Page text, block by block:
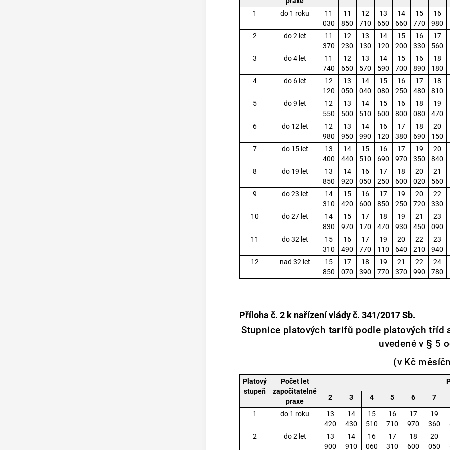
1 do 1 roku
11
030
11
850
12
710
13
650
14
660
15
770
16
980
2
do 2 let
11
370
12
230
13
130
14
120
15
200
16
330
17
560
3
do 4 let
11
740
12
650
13
570
14
590
15
700
16
890
18
180
4
do 6 let
12
120
13
050
14
040
15
080
16
250
17
480
18
810
5
do 9 let
12
550
13
500
14
510
15
600
16
800
18
080
19
470
6
do 12 let
12
980
13
950
14
990
16
120
17
380
18
690
20
150
7
do 15 let
13
400
14
440
15
510
16
690
17
970
19
350
20
840
8
do 19 let
13
850
14
920
16
050
17
250
18
600
20
020
21
560
9
do 23 let
14
310
15
420
16
600
17
850
19
250
20
720
22
330
10
do 27 let
14
830
15
970
17
170
18
470
19
930
21
450
23
090
11
do 32 let
15
310
16
490
17
770
19
110
20
640
22
210
23
940
12
nad 32 let
15
850
17
070
18
390
19
770
21
370
22
990
24
780
Příloha č. 2 k nařízení vlády č. 341/2017 Sb.
Stupnice platových tarifů podle platových tříd
uvedené v § 5
(v Kč
Platový
stupeň
Počet let
započitatelné
praxe
2
3 4 5 6 7
1 do 1 roku
13
420
14
430
15
510
16
710
17
970
19
360
2
do 2 let
13
900
14
910
16
060
17
310
18
600
20
050